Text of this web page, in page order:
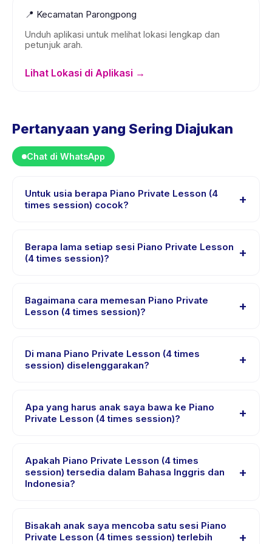
📍 Kecamatan Parongpong
Unduh aplikasi untuk melihat lokasi lengkap dan
petunjuk arah.
Lihat Lokasi di Aplikasi →
Pertanyaan yang Sering Diajukan
Chat di WhatsApp
Untuk usia berapa Piano Private Lesson (4
times session) cocok?
+
anak usia 6 sampai 18 tahun. Instruktur menyesuaikan
program untuk berbagai tingkat kemampuan dalam
Berapa lama setiap sesi Piano Private Lesson
(4 times session)?
+
berlangsung sekitar 45 menit. Datang 10 menit lebih
awal untuk proses check-in yang lancar.
Bagaimana cara memesan Piano Private
Lesson (4 times session)?
+
Lesson (4 times session), pilih tanggal dan paket yang
diinginkan, lalu pesan secara instan. Anda akan
Di mana Piano Private Lesson (4 times
session) diselenggarakan?
+
diselenggarakan di lokasi penyedia di Kecamatan
Parongpong. Alamat lengkap, peta, dan petunjuk arah
Apa yang harus anak saya bawa ke Piano
Private Lesson (4 times session)?
+
nyaman, air minum, dan perlengkapan khusus Piano
Private Lesson (4 times session). Penyedia akan
mengonfirmasi dalam email pemesanan.
Apakah Piano Private Lesson (4 times
session) tersedia dalam Bahasa Inggris dan
Indonesia?
+
Beberapa penyedia menawarkan Piano Private Lesson
(4 times session) dalam Bahasa Inggris, cek halaman
Bisakah anak saya mencoba satu sesi Piano
Private Lesson (4 times session) terlebih
+